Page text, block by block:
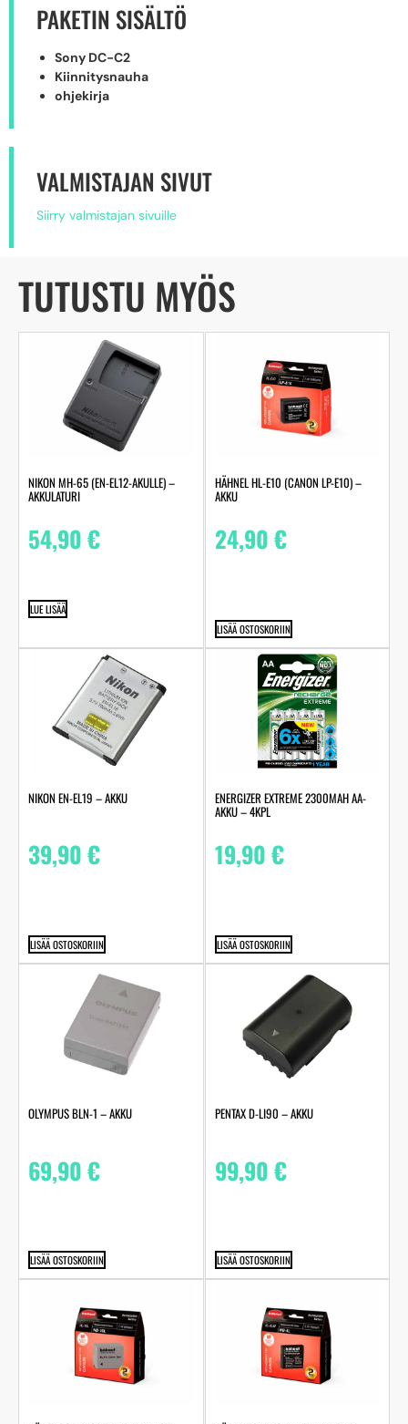
PAKETIN SISÄLTÖ
Sony DC-C2
Kiinnitysnauha
ohjekirja
VALMISTAJAN SIVUT
Siirry valmistajan sivuille
TUTUSTU MYÖS
NIKON MH-65 (EN-EL12-AKULLE) –
AKKULATURI
54,90€
LUE LISÄÄ
HÄHNEL HL-E10 (CANON LP-E10) –
AKKU
24,90€
LISÄÄ OSTOSKORIIN
NIKON EN-EL19 – AKKU
39,90€
LISÄÄ OSTOSKORIIN
ENERGIZER EXTREME 2300MAH AA-
AKKU – 4KPL
19,90€
LISÄÄ OSTOSKORIIN
OLYMPUS BLN-1 – AKKU
69,90€
LISÄÄ OSTOSKORIIN
PENTAX D-LI90 – AKKU
99,90€
LISÄÄ OSTOSKORIIN